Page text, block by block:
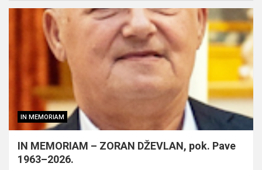
IN MEMORIAM
IN MEMORIAM – ZORAN DŽEVLAN, pok. Pave
1963–2026.